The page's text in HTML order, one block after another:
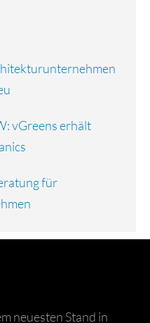
vGreens erhält
für
neuesten Stand in